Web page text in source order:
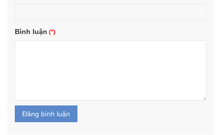
Bình luận
Đăng bình luận